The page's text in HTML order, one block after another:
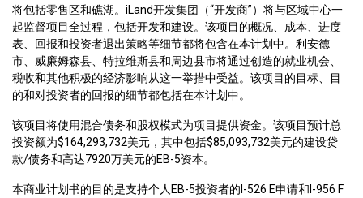
将包括零售区和礁湖。iLand开发集团（“开发商”）将与区域中心一
起监督项目全过程，包括开发和建设。该项目的概况、成本、进度
表、回报和投资者退出策略等细节都将包含在本计划中。利安德
市、威廉姆森县、特拉维斯县和周边县市将通过创造的就业机会、
税收和其他积极的经济影响从这一举措中受益。该项目的目标、目
的和对投资者的回报的细节都包括在本计划中。
该项目将使用混合债务和股权模式为项目提供资金。该项目预计总
投资额为$164,293,732美元，其中包括$85,093,732美元的建设贷
款/债务和高达7920万美元的EB-5资本。
本商业计划书的目的是支持个人EB-5投资者的I-526 E申请和I-956 F